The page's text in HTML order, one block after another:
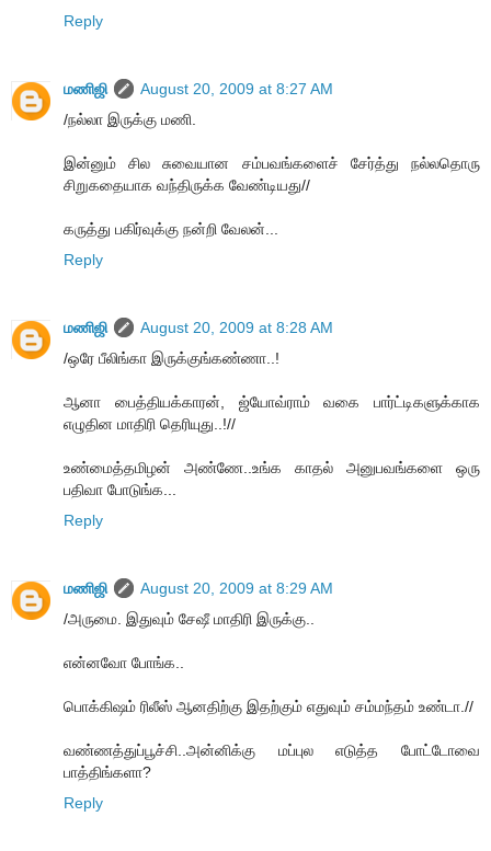
Reply
மணிஜி
August 20, 2009 at 8:27 AM
/நல்லா இருக்கு மணி.
இன்னும் சில சுவையான சம்பவங்களைச் சேர்த்து நல்லதொரு
சிறுகதையாக வந்திருக்க வேண்டியது//
கருத்து பகிர்வுக்கு நன்றி வேலன்...
Reply
மணிஜி
August 20, 2009 at 8:28 AM
/ஒரே பீலிங்கா இருக்குங்கண்ணா..!
ஆனா பைத்தியக்காரன், ஜ்யோவ்ராம் வகை பார்ட்டிகளுக்காக
எழுதின மாதிரி தெரியுது..!//
உண்மைத்தமிழன் அண்ணே..உங்க காதல் அனுபவங்களை ஒரு
பதிவா போடுங்க...
Reply
மணிஜி
August 20, 2009 at 8:29 AM
/அருமை. இதுவும் சேஷீ மாதிரி இருக்கு..
என்னவோ போங்க..
பொக்கிஷம் ரிலீஸ் ஆனதிற்கு இதற்கும் எதுவும் சம்மந்தம் உண்டா.//
வண்ணத்துப்பூச்சி..அன்னிக்கு மப்புல எடுத்த போட்டோவை
பாத்திங்களா?
Reply